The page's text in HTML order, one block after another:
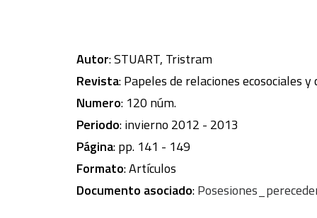
Autor: STUART, Tristram
Revista: Papeles de relaciones ecosociales
Numero: 120 núm.
Periodo: invierno 2012 - 2013
Página: pp. 141 - 149
Formato: Artículos
Documento asociado: